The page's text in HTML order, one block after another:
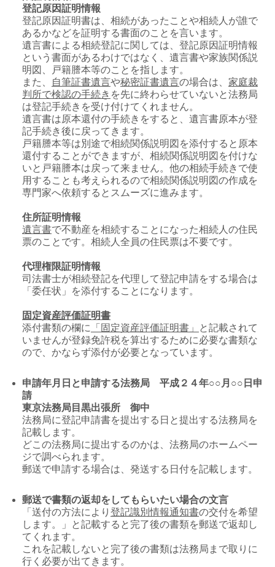
登記原因証明情報
登記原因証明書は、相続があったことや相続人が誰で
あるかなどを証明する書面のことを言います。
遺言書による相続登記に関しては、登記原因証明情報
という書面があるわけではなく、遺言書や家族関係説
明図、戸籍謄本等のことを指します。
また、
自筆証書遺言や秘密証書遺言の場合は、 家庭裁
判所で検認の手続き を先に終わらせていないと法務局
は登記手続きを受け付けてくれません。
遺言書は原本還付の手続きをすると、遺言書原本が登
記手続き後に戻ってきます。
戸籍謄本等は別途で相続関係説明図を添付すると原本
還付することができますが、相続関係説明図を付けな
いと戸籍謄本は戻って来ません。他の相続手続きで使
用することも考えられるので相続関係説明図の作成を
専門家へ依頼するとスムーズに進みます。
住所証明情報
遺言書で不動産を相続することになった相続人の住民
票のことです。相続人全員の住民票は不要です。
代理権限証明情報
司法書士が相続登記を代理して登記申請をする場合は
「委任状」を添付することになります。
固定資産評価証明書
添付書類の欄に
「固定資産評価証明書」
と記載されて
いませんが登録免許税を算出するために必要な書類な
ので、かならず添付が必要となっています。
申請年月日と申請する法務局 平成２４年○○月○○日申
請
東京法務局目黒出張所 御中
法務局に登記申請書を提出する日と提出する法務局を
記載します。
どこの法務局に提出するのかは、法務局のホームペー
ジで調べられます。
郵送で申請する場合は、発送する日付を記載します。
郵送で書類の返却をしてもらいたい場合の文言
「送付の方法により 登記識別情報通知書の交付を希望
します。」と記載すると完了後の書類を郵送で返却し
てくれます。
これを記載しないと完了後の書類は法務局まで取りに
行く必要が出てきます。